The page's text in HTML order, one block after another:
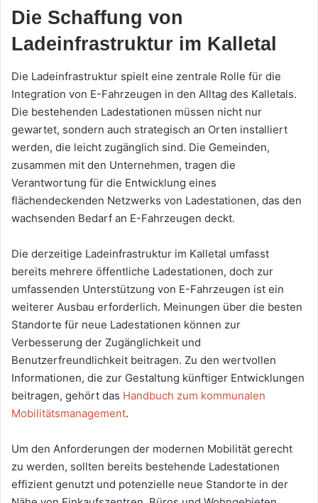
Die Schaffung von
Ladeinfrastruktur im Kalletal
Die Ladeinfrastruktur spielt eine zentrale Rolle für die
Integration von E-Fahrzeugen in den Alltag des Kalletals.
Die bestehenden Ladestationen müssen nicht nur
gewartet, sondern auch strategisch an Orten installiert
werden, die leicht zugänglich sind. Die Gemeinden,
zusammen mit den Unternehmen, tragen die
Verantwortung für die Entwicklung eines
flächendeckenden Netzwerks von Ladestationen, das den
wachsenden Bedarf an E-Fahrzeugen deckt.
Die derzeitige Ladeinfrastruktur im Kalletal umfasst
bereits mehrere öffentliche Ladestationen, doch zur
umfassenden Unterstützung von E-Fahrzeugen ist ein
weiterer Ausbau erforderlich. Meinungen über die besten
Standorte für neue Ladestationen können zur
Verbesserung der Zugänglichkeit und
Benutzerfreundlichkeit beitragen. Zu den wertvollen
Informationen, die zur Gestaltung künftiger Entwicklungen
beitragen, gehört das Handbuch zum kommunalen
Mobilitätsmanagement.
Um den Anforderungen der modernen Mobilität gerecht
zu werden, sollten bereits bestehende Ladestationen
effizient genutzt und potenzielle neue Standorte in der